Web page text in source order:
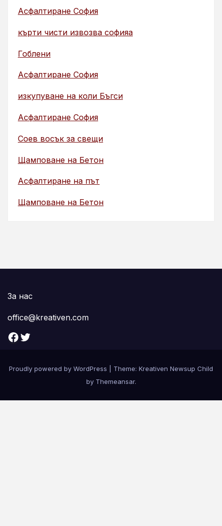
Асфалтиране София
кърти чисти извозва софияа
Гоблени
Асфалтиране София
изкупуване на коли Бъгси
Асфалтиране София
Соев восък за свещи
Щамповане на Бетон
Асфалтиране на път
Щамповане на Бетон
За нас
office@kreativen.com
Facebook Twitter
Proudly powered by WordPress
Theme: Kreativen Newsup Child
by Themeansar.